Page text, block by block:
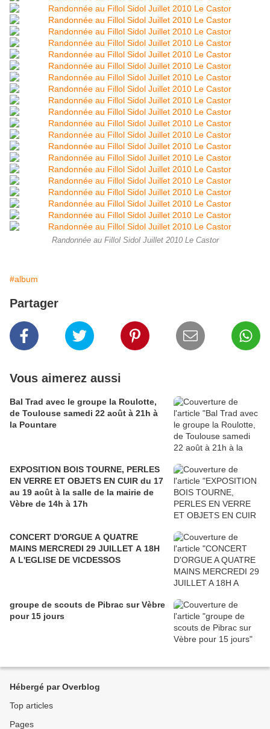
Randonnée au Fillol Sidol Juillet 2010 Le Castor
#album
Partager
Vous aimerez aussi
Bal Trad avec le groupe la Roulotte,
de Toulouse samedi 22 août à 21h à
la Pountare
EXPOSITION BOIS TOURNE, PERLES
EN VERRE ET OBJETS EN CUIR du 17
au 19 août à la salle de la mairie de
Vèbre de 14h à 17h
CONCERT D'ORGUE A QUATRE
MAINS MERCREDI 29 JUILLET A 18H
A L'EGLISE DE VICDESSOS
groupe de scouts de Pibrac sur Vèbre
pour 15 jours
Hébergé par Overblog
Top articles
Pages